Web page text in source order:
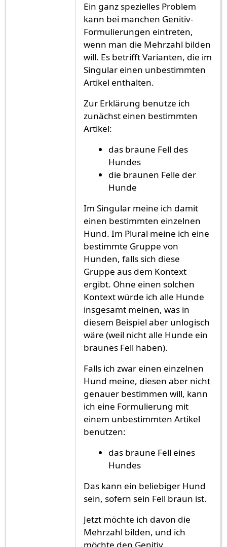
Ein ganz spezielles Problem
kann bei manchen Genitiv-
Formulierungen eintreten,
wenn man die Mehrzahl bilden
will. Es betrifft Varianten, die im
Singular einen unbestimmten
Artikel enthalten.
Zur Erklärung benutze ich
zunächst einen bestimmten
Artikel:
das braune Fell des
Hundes
die braunen Felle der
Hunde
Im Singular meine ich damit
einen bestimmten einzelnen
Hund. Im Plural meine ich eine
bestimmte Gruppe von
Hunden, falls sich diese
Gruppe aus dem Kontext
ergibt. Ohne einen solchen
Kontext würde ich alle Hunde
insgesamt meinen, was in
diesem Beispiel aber unlogisch
wäre (weil nicht alle Hunde ein
braunes Fell haben).
Falls ich zwar einen einzelnen
Hund meine, diesen aber nicht
genauer bestimmen will, kann
ich eine Formulierung mit
einem unbestimmten Artikel
benutzen:
das braune Fell eines
Hundes
Das kann ein beliebiger Hund
sein, sofern sein Fell braun ist.
Jetzt möchte ich davon die
Mehrzahl bilden, und ich